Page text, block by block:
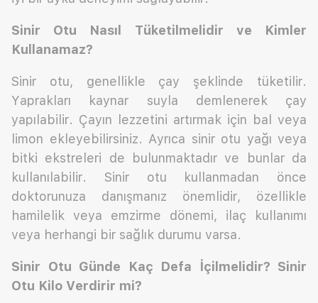
Sinir Otu Nasıl Tüketilmelidir ve Kimler
Kullanamaz?
Sinir otu, genellikle çay şeklinde tüketilir.
Yaprakları kaynar suyla demlenerek çay
yapılabilir. Çayın lezzetini artırmak için bal veya
limon ekleyebilirsiniz. Ayrıca sinir otu yağı veya
bitki ekstreleri de bulunmaktadır ve bunlar da
kullanılabilir. Sinir otu kullanmadan önce
doktorunuza danışmanız önemlidir, özellikle
hamilelik veya emzirme dönemi, ilaç kullanımı
veya herhangi bir sağlık durumu varsa.
Sinir Otu Günde Kaç Defa İçilmelidir? Sinir
Otu Kilo Verdirir mi?